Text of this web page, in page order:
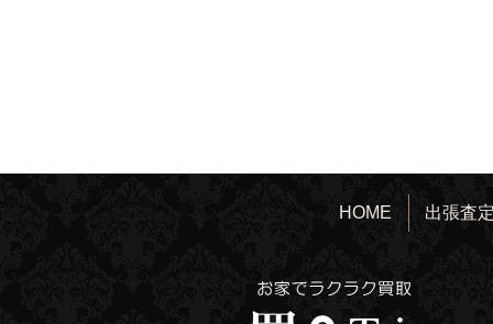
HOME 出張査